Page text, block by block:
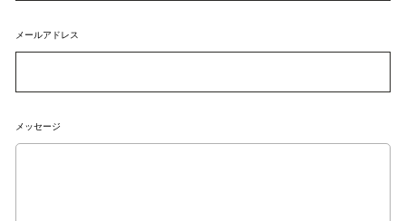
メールアドレス
メッセージ